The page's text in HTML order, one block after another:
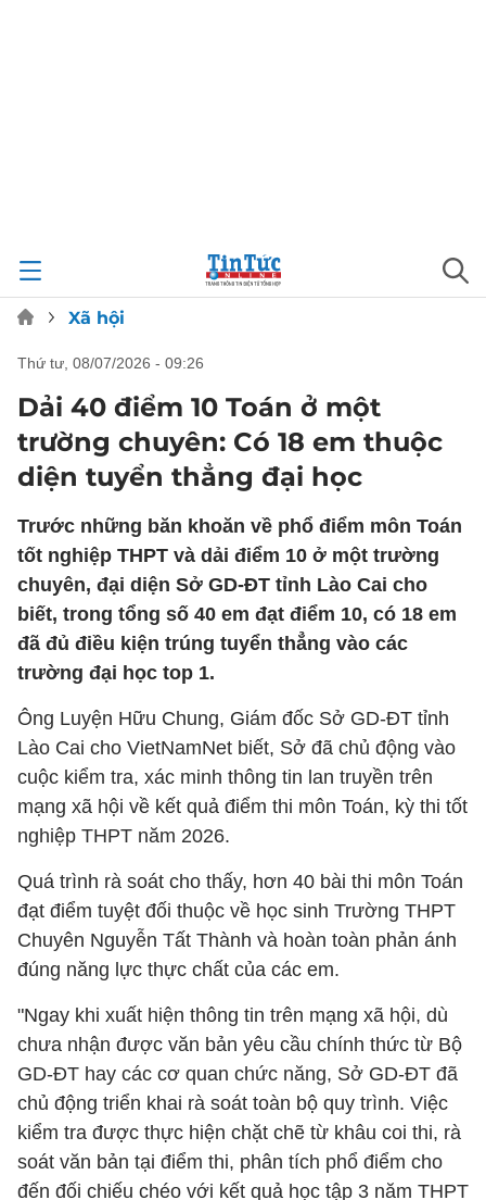
Xã hội
thứ tư, 08/07/2026 - 09:26
Dải 40 điểm 10 Toán ở một
trường chuyên: Có 18 em thuộc
diện tuyển thẳng đại học
Trước những băn khoăn về phổ điểm môn Toán
tốt nghiệp THPT và dải điểm 10 ở một trường
chuyên, đại diện Sở GD-ĐT tỉnh Lào Cai cho
biết, trong tổng số 40 em đạt điểm 10, có 18 em
đã đủ điều kiện trúng tuyển thẳng vào các
trường đại học top 1.
Ông Luyện Hữu Chung, Giám đốc Sở GD-ĐT tỉnh
Lào Cai cho VietNamNet biết, Sở đã chủ động vào
cuộc kiểm tra, xác minh thông tin lan truyền trên
mạng xã hội về kết quả điểm thi môn Toán, kỳ thi tốt
nghiệp THPT năm 2026.
Quá trình rà soát cho thấy, hơn 40 bài thi môn Toán
đạt điểm tuyệt đối thuộc về học sinh Trường THPT
Chuyên Nguyễn Tất Thành và hoàn toàn phản ánh
đúng năng lực thực chất của các em.
"Ngay khi xuất hiện thông tin trên mạng xã hội, dù
chưa nhận được văn bản yêu cầu chính thức từ Bộ
GD-ĐT hay các cơ quan chức năng, Sở GD-ĐT đã
chủ động triển khai rà soát toàn bộ quy trình. Việc
kiểm tra được thực hiện chặt chẽ từ khâu coi thi, rà
soát văn bản tại điểm thi, phân tích phổ điểm cho
đến đối chiếu chéo với kết quả học tập 3 năm THPT